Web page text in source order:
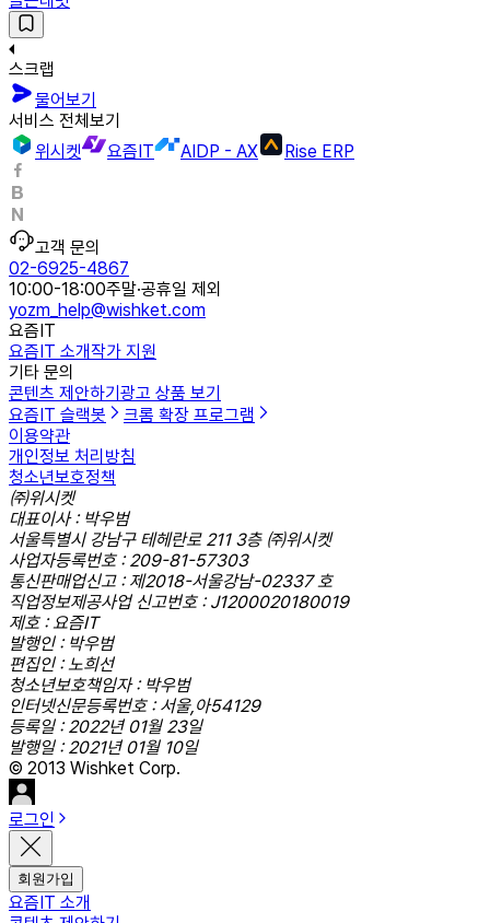
스크랩
물어보기
서비스 전체보기
위시켓
요즘IT AIDP - AX Rise ERP
고객 문의
02-6925-4867
10:00-18:00주말·공휴일 제외
yozm_help@wishket.com
요즘IT
요즘IT 소개작가 지원
기타 문의
콘텐츠 제안하기 광고 상품 보기
요즘IT 슬랙봇
크롬 확장 프로그램
이용약관
개인정보 처리방침
청소년보호정책
㈜위시켓
대표이사 : 박우범
서울특별시 강남구 테헤란로 211 3층 ㈜위시켓
사업자등록번호 : 209-81-57303
통신판매업신고 : 제2018-서울강남-02337 호
직업정보제공사업 신고번호 : J1200020180019
제호 : 요즘IT
발행인 : 박우범
편집인 : 노희선
청소년보호책임자 : 박우범
인터넷신문등록번호 : 서울,아54129
등록일 : 2022년 01월 23일
발행일 : 2021년 01월 10일
© 2013 Wishket Corp.
로그인
회원가입
요즘IT 소개